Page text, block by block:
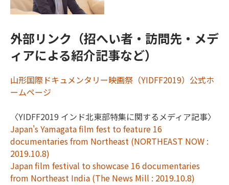
外部リンク（招へい者・訪問先・メデ
ィアによる紹介記事など）
山形国際ドキュメンタリー映画祭（YIDFF2019）公式ホ
ームページ
〈YIDFF2019 インド北東部特集に関するメディア記事〉
Japan's Yamagata film fest to feature 16
documentaries from Northeast (NORTHEAST NOW :
2019.10.8)
Japan film festival to showcase 16 documentaries
from Northeast India (The News Mill : 2019.10.8)